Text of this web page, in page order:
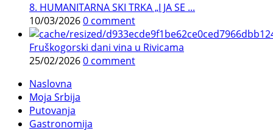
8. HUMANITARNA SKI TRKA „I JA SE ...
10/03/20260 comment
Fruškogorski dani vina u Rivicama
25/02/20260 comment
Naslovna
Moja Srbija
Putovanja
Gastronomija